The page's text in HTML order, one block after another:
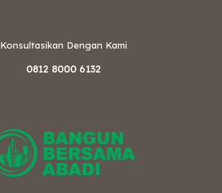
Konsultasikan Dengan Kami
0812 8000 6132